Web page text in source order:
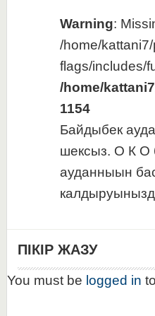
Warning:
/home/
flags/includes/
/home/
1154
Байдыбек
шексыз. О К О
ауданныын
ПІКІР ЖАЗУ
You must be logged in